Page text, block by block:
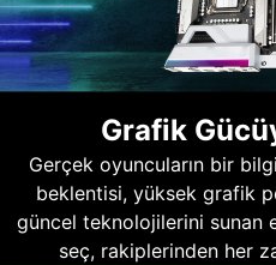
Grafik
Gerçek oyuncuların bir
beklentisi, yüksek grafik
güncel teknolojilerini sunan
seç, rakiplerinden her